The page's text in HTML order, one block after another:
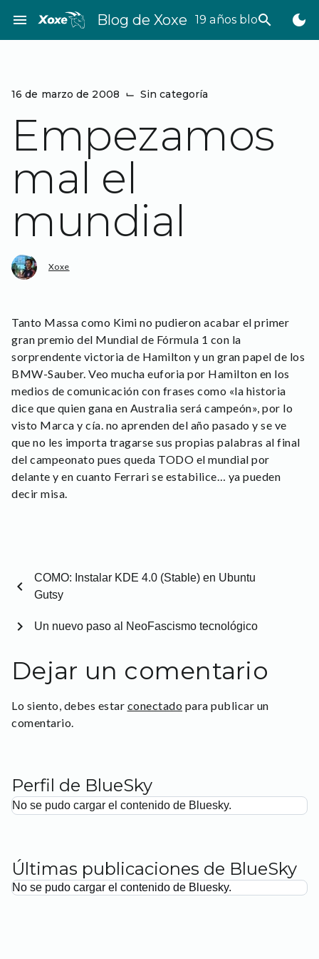
contenido
menu Blog de Xoxe 19 años bloggeando
search dark_mode
16 de marzo de 2008 ⌙ Sin categoría
Empezamos
mal el
mundial
Xoxe
Tanto Massa como Kimi no pudieron acabar el primer
gran premio del Mundial de Fórmula 1 con la
sorprendente victoria de Hamilton y un gran papel de los
BMW-Sauber. Veo mucha euforia por Hamilton en los
medios de comunicación con frases como «la historia
dice que quien gana en Australia será campeón», por lo
visto Marca y cía. no aprenden del año pasado y se ve
que no les importa tragarse sus propias palabras al final
del campeonato pues queda TODO el mundial por
delante y en cuanto Ferrari se estabilice… ya pueden
decir misa.
chevron_left
COMO: Instalar KDE 4.0 (Stable) en Ubuntu
Gutsy
Un nuevo paso al NeoFascismo tecnológico
chevron_right
Dejar un comentario
Lo siento, debes estar conectado para publicar un
comentario.
Perfil de BlueSky
No se pudo cargar el contenido de Bluesky.
Últimas publicaciones de BlueSky
No se pudo cargar el contenido de Bluesky.